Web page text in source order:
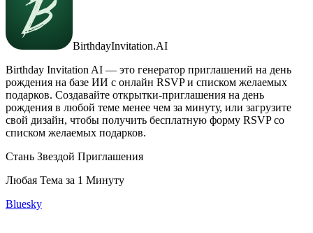
BirthdayInvitation.AI
Birthday Invitation AI — это генератор приглашений на день
рождения на базе ИИ с онлайн RSVP и списком желаемых
подарков. Создавайте открытки-приглашения на день
рождения в любой теме менее чем за минуту, или загрузите
свой дизайн, чтобы получить бесплатную форму RSVP со
списком желаемых подарков.
Стань Звездой Приглашения
Любая Тема за 1 Минуту
Bluesky